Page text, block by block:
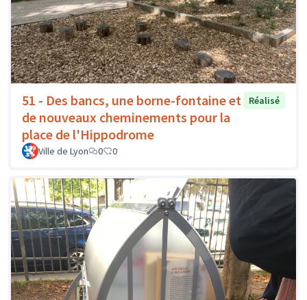
51 - Des bancs, une borne-fontaine et
de nouveaux cheminements pour la
place de l'Hippodrome
Réalisé
Ville de Lyon 0 0